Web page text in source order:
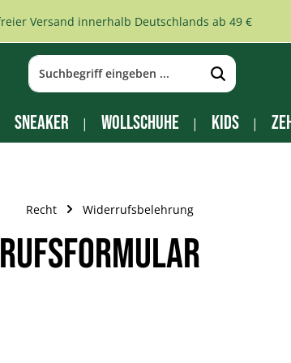
Versand innerhalb Deutschlands ab 49 €
Sneaker Wollschuhe Kids
Recht Widerrufsbelehrung